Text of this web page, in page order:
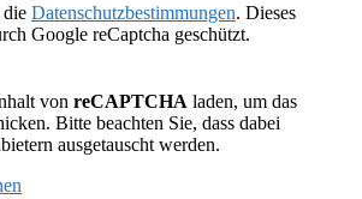
die Datenschutzbestimmungen. Dieses
Google reCaptcha geschützt.
von reCAPTCHA laden, um das
Bitte beachten Sie, dass dabei
ausgetauscht werden.